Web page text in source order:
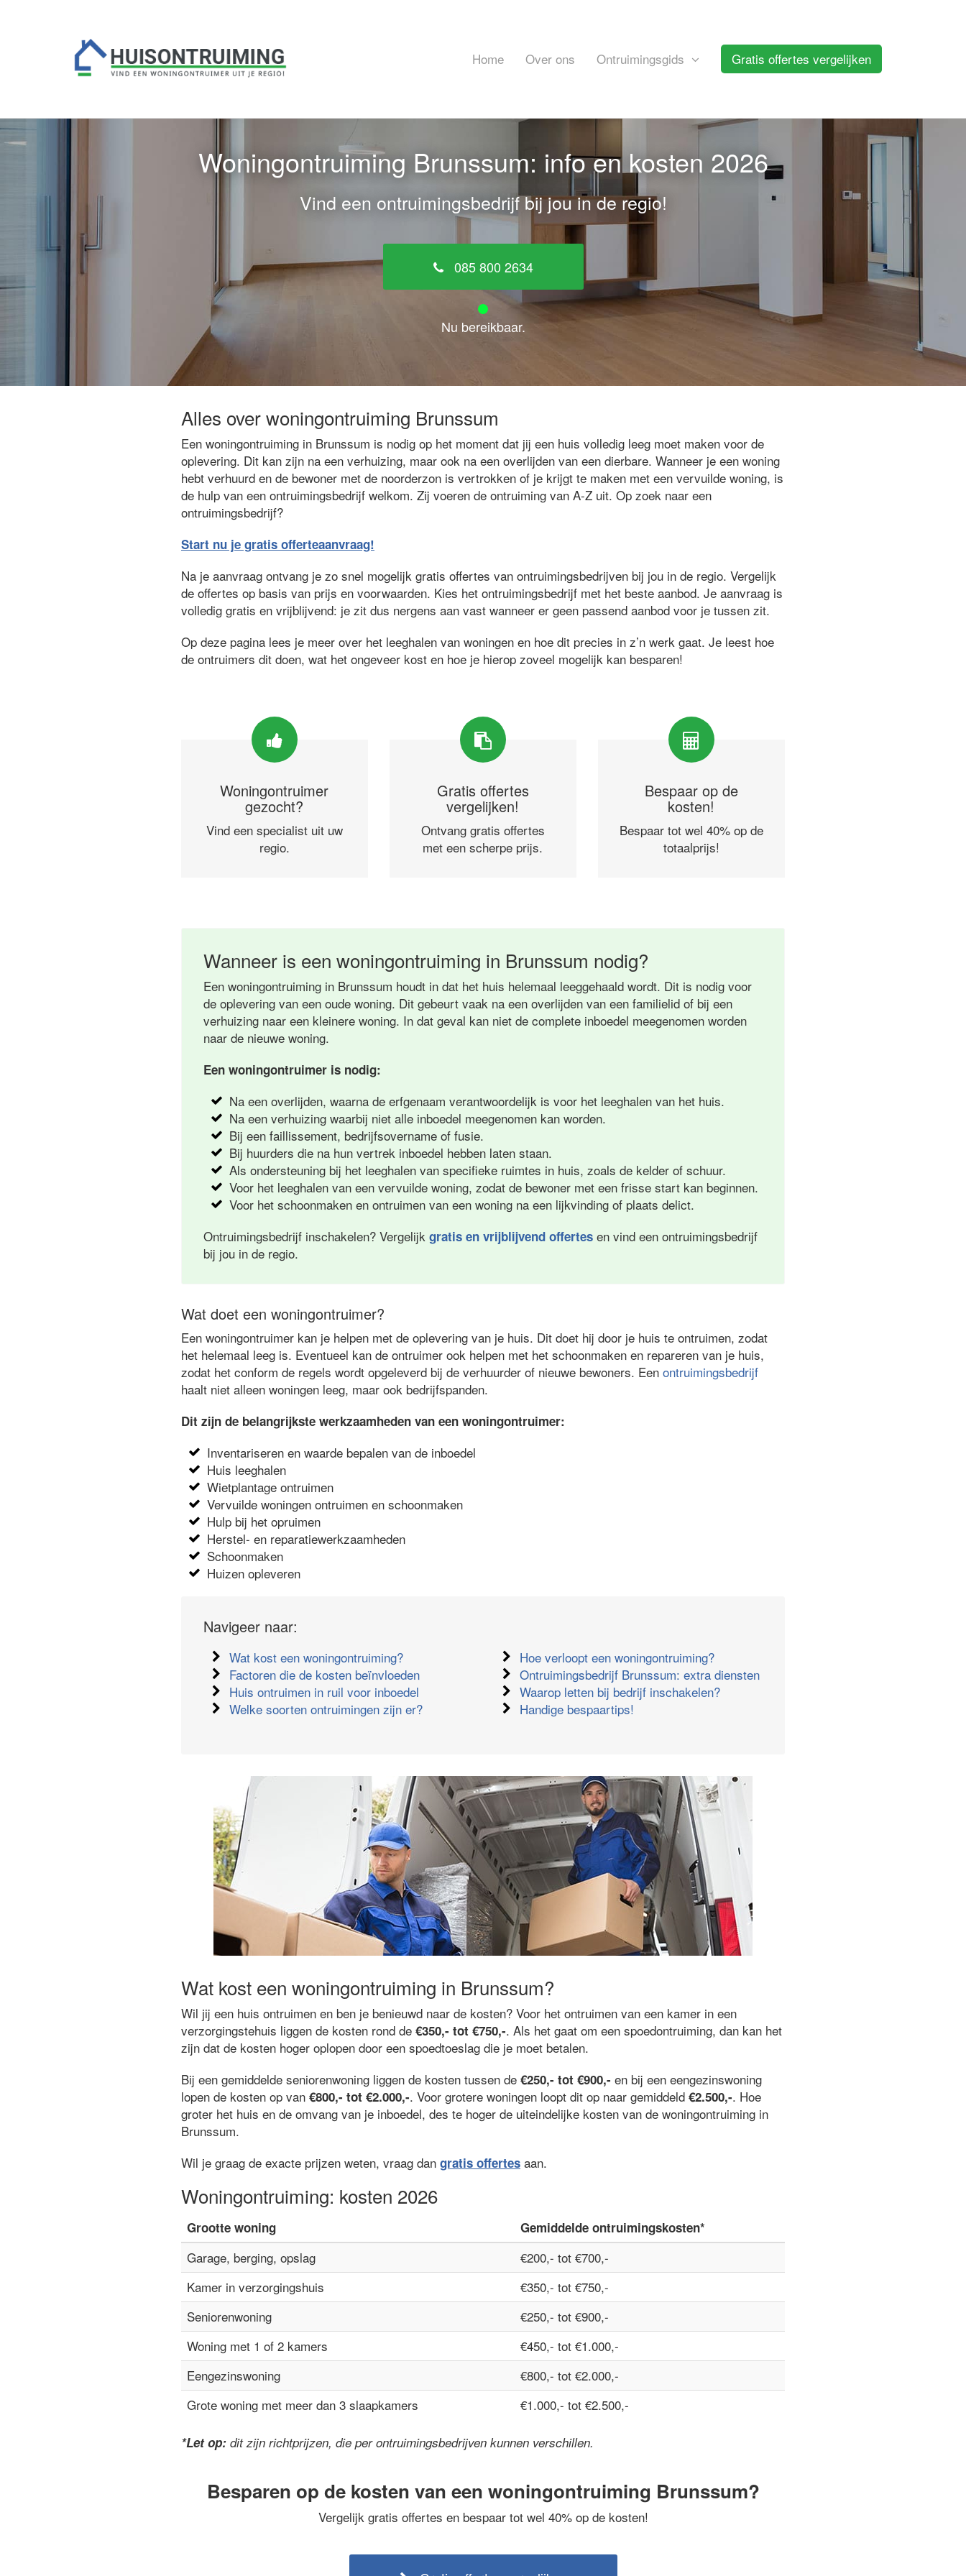
Home Over ons Ontruimingsgids Gratis offertes vergelijken
Woningontruiming Brunssum: info en kosten 2026
Vind een ontruimingsbedrijf bij jou in de regio!
085 800 2634
Nu bereikbaar.
Alles over woningontruiming Brunssum
Een woningontruiming in Brunssum is nodig op het moment dat jij een huis volledig leeg moet maken voor de
oplevering. Dit kan zijn na een verhuizing, maar ook na een overlijden van een dierbare. Wanneer je een woning
hebt verhuurd en de bewoner met de noorderzon is vertrokken of je krijgt te maken met een vervuilde woning, is
de hulp van een ontruimingsbedrijf welkom. Zij voeren de ontruiming van A-Z uit. Op zoek naar een
ontruimingsbedrijf?
Start nu je gratis offerteaanvraag!
Na je aanvraag ontvang je zo snel mogelijk gratis offertes van ontruimingsbedrijven bij jou in de regio. Vergelijk
de offertes op basis van prijs en voorwaarden. Kies het ontruimingsbedrijf met het beste aanbod. Je aanvraag is
volledig gratis en vrijblijvend: je zit dus nergens aan vast wanneer er geen passend aanbod voor je tussen zit.
Op deze pagina lees je meer over het leeghalen van woningen en hoe dit precies in z’n werk gaat. Je leest hoe
de ontruimers dit doen, wat het ongeveer kost en hoe je hierop zoveel mogelijk kan besparen!
Woningontruimer
gezocht?
Vind een specialist uit uw
regio.
Gratis offertes
vergelijken!
Ontvang gratis offertes
met een scherpe prijs.
Bespaar op de
kosten!
Bespaar tot wel 40% op de
totaalprijs!
Wanneer is een woningontruiming in Brunssum nodig?
Een woningontruiming in Brunssum houdt in dat het huis helemaal leeggehaald wordt. Dit is nodig voor
de oplevering van een oude woning. Dit gebeurt vaak na een overlijden van een familielid of bij een
verhuizing naar een kleinere woning. In dat geval kan niet de complete inboedel meegenomen worden
naar de nieuwe woning.
Een woningontruimer is nodig:
Na een overlijden, waarna de erfgenaam verantwoordelijk is voor het leeghalen van het huis.
Na een verhuizing waarbij niet alle inboedel meegenomen kan worden.
Bij een faillissement, bedrijfsovername of fusie.
Bij huurders die na hun vertrek inboedel hebben laten staan.
Als ondersteuning bij het leeghalen van specifieke ruimtes in huis, zoals de kelder of schuur.
Voor het leeghalen van een vervuilde woning, zodat de bewoner met een frisse start kan beginnen.
Voor het schoonmaken en ontruimen van een woning na een lijkvinding of plaats delict.
Ontruimingsbedrijf inschakelen? Vergelijk gratis en vrijblijvend offertes en vind een ontruimingsbedrijf
bij jou in de regio.
Wat doet een woningontruimer?
Een woningontruimer kan je helpen met de oplevering van je huis. Dit doet hij door je huis te ontruimen, zodat
het helemaal leeg is. Eventueel kan de ontruimer ook helpen met het schoonmaken en repareren van je huis,
zodat het conform de regels wordt opgeleverd bij de verhuurder of nieuwe bewoners. Een ontruimingsbedrijf
haalt niet alleen woningen leeg, maar ook bedrijfspanden.
Dit zijn de belangrijkste werkzaamheden van een woningontruimer:
Inventariseren en waarde bepalen van de inboedel
Huis leeghalen
Wietplantage ontruimen
Vervuilde woningen ontruimen en schoonmaken
Hulp bij het opruimen
Herstel- en reparatiewerkzaamheden
Schoonmaken
Huizen opleveren
Navigeer naar:
Wat kost een woningontruiming?
Factoren die de kosten beïnvloeden
Huis ontruimen in ruil voor inboedel
Welke soorten ontruimingen zijn er?
Hoe verloopt een woningontruiming?
Ontruimingsbedrijf Brunssum: extra diensten
Waarop letten bij bedrijf inschakelen?
Handige bespaartips!
Wat kost een woningontruiming in Brunssum?
Wil jij een huis ontruimen en ben je benieuwd naar de kosten? Voor het ontruimen van een kamer in een
verzorgingstehuis liggen de kosten rond de €350,- tot €750,-. Als het gaat om een spoedontruiming, dan kan het
zijn dat de kosten hoger oplopen door een spoedtoeslag die je moet betalen.
Bij een gemiddelde seniorenwoning liggen de kosten tussen de €250,- tot €900,- en bij een eengezinswoning
lopen de kosten op van €800,- tot €2.000,-. Voor grotere woningen loopt dit op naar gemiddeld €2.500,-. Hoe
groter het huis en de omvang van je inboedel, des te hoger de uiteindelijke kosten van de woningontruiming in
Brunssum.
Wil je graag de exacte prijzen weten, vraag dan gratis offertes aan.
Woningontruiming: kosten 2026
Grootte woning Gemiddelde ontruimingskosten*
Garage, berging, opslag
€200,- tot €700,-
Kamer in verzorgingshuis
€350,- tot €750,-
Seniorenwoning
€250,- tot €900,-
Woning met 1 of 2 kamers
€450,- tot €1.000,-
Eengezinswoning
€800,- tot €2.000,-
Grote woning met meer dan 3 slaapkamers
€1.000,- tot €2.500,-
*Let op: dit zijn richtprijzen, die per ontruimingsbedrijven kunnen verschillen.
Besparen op de kosten van een woningontruiming Brunssum?
Vergelijk gratis offertes en bespaar tot wel 40% op de kosten!